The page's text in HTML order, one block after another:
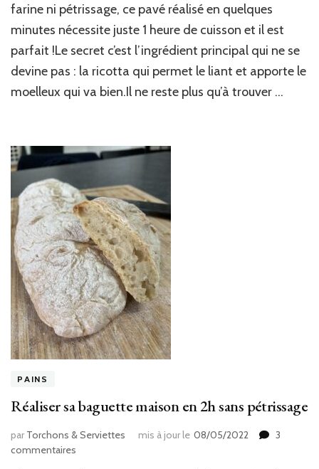
céréales
farine
ni
pétrissage
farine ni pétrissage, ce pavé réalisé en quelques
minutes nécessite juste 1 heure de cuisson et il est
parfait !Le secret c’est l’ingrédient principal qui ne se
devine pas : la ricotta qui permet le liant et apporte le
moelleux qui va bien.Il ne reste plus qu’à trouver …
PAINS
Réaliser sa baguette maison en 2h sans pétrissage
par Torchons & Serviettes mis à jour le 08/05/2022
3
commentaires